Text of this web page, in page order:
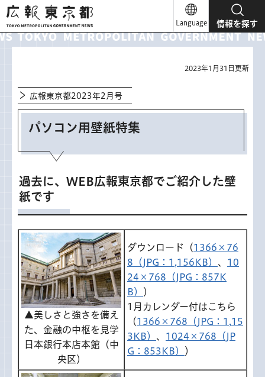
広報東京都
Language 情報を探す
2023年1月31日更新
広報東京都2023年2月号
パソコン用壁紙特集
過去に、WEB広報東京都でご紹介した壁
紙です
▲美しさと強さを備え
た、金融の中枢を見学
日本銀行本店本館（中
央区）
ダウンロード（1366×76
8（JPG：1,156KB） 、 10
24×768（JPG：857K
B）
）
1月カレンダー付はこちら
（1366×768（JPG：1,15
3KB） 、 1024×768（JP
G：853KB）
）